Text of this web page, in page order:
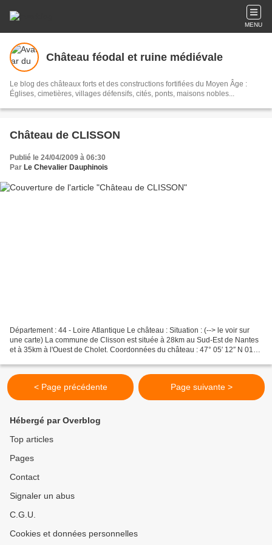
MENU
Château féodal et ruine médiévale
Le blog des châteaux forts et des constructions fortifiées du Moyen Âge :
Églises, cimetières, villages défensifs, cités, ponts, maisons nobles...
Château de CLISSON
Publié le 24/04/2009 à 06:30
Par Le Chevalier Dauphinois
Département : 44 - Loire Atlantique Le château : Situation : (--> le voir sur
une carte) La commune de Clisson est située à 28km au Sud-Est de Nantes
et à 35km à l'Ouest de Cholet. Coordonnées du château : 47° 05′ 12″ N 01°
< Page précédente Page suivante >
Hébergé par Overblog
Top articles
Pages
Contact
Signaler un abus
C.G.U.
Cookies et données personnelles